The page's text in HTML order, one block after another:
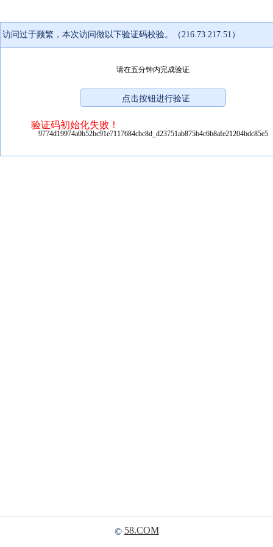
访问过于频繁，本次访问做以下验证码校验。（216.73.217.51）
请在五分钟内完成验证
验证码初始化失败！
9774d19974a0b52bc91e7117684cbc8d_d23751ab875b4c6b8afe21204bdc85e5
© 58.COM